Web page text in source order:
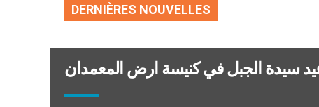
DERNIÈRES NOUVELLES
سيدة الجبل في كنيسة ارض المعمدان